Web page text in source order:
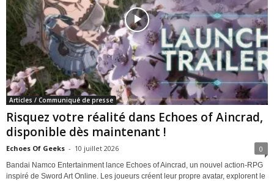
Articles / Communiqué de presse
Risquez votre réalité dans Echoes of Aincrad,
disponible dès maintenant !
Echoes Of Geeks - 10 juillet 2026 0
Bandai Namco Entertainment lance Echoes of Aincrad, un nouvel action-RPG
inspiré de Sword Art Online. Les joueurs créent leur propre avatar, explorent le